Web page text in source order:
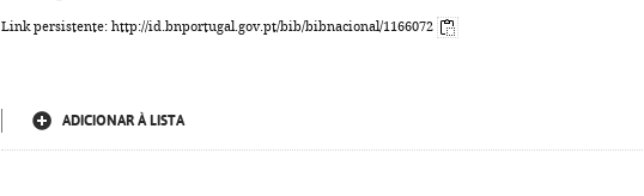
Link persistente: http://id.bnportugal.gov.pt/bib/bibnacional/1166072
ADICIONAR À LISTA